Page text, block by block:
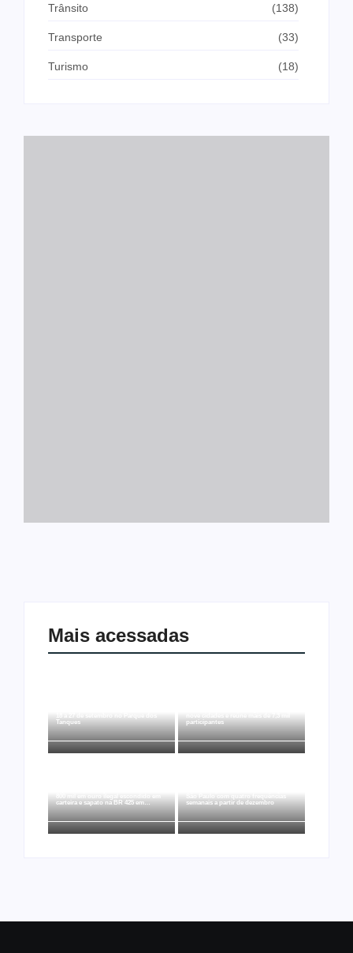
Trânsito (138)
Transporte (33)
Turismo (18)
Mais acessadas
18 a 27 de setembro no Parque dos
Tanques
nove cidades e reúne mais de 7,3 mil
participantes
800 mil em ouro ilegal escondido em
carteira e sapato na BR 425 em…
São Paulo com quatro frequências
semanais a partir de dezembro